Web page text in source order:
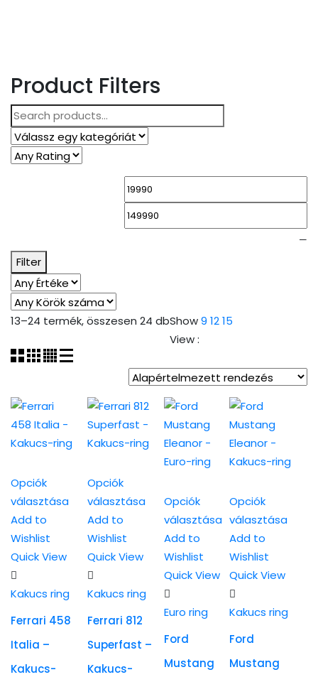
Product Filters
Search
for:
—
Filter
13–24 termék, összesen 24 dbShow9 1215
View :
Opciók
választása
Ennek
a
terméknek
több
variációja
változatok
a
Add to
Wishlist
Quick View
Kakucs ring
Ferrari 458
Italia –
Kakucs-
Opciók
választása
Ennek
a
terméknek
több
variációja
változatok
a
Add to
Wishlist
Quick View
Kakucs ring
Ferrari 812
Superfast –
Kakucs-
Opciók
választása
Ennek
a
terméknek
több
variációja
változatok
Add to
Wishlist
Quick View
Euro ring
Ford
Mustang
Opciók
választása
Ennek
a
terméknek
több
variációja
változatok
Add to
Wishlist
Quick View
Kakucs ring
Ford
Mustang